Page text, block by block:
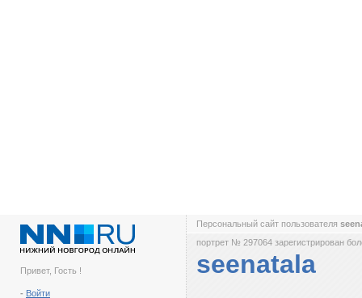
Привет, Гость !
- Войти
Персональный сайт пользователя
портрет № 297064 зарегистрирован
seenatala